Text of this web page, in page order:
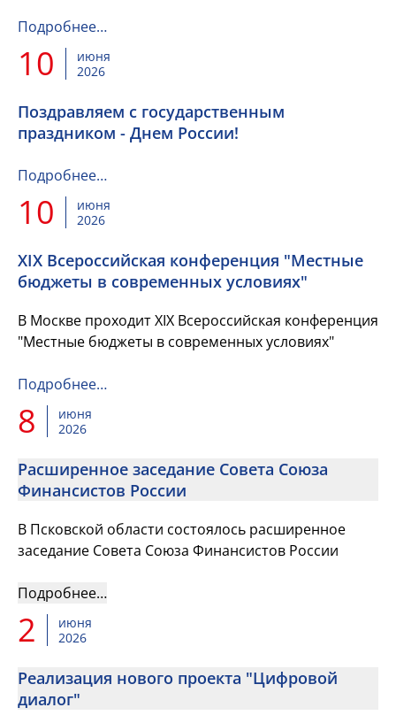
Подробнее…
10
июня
2026
Поздравляем с государственным
праздником - Днем России!
Подробнее…
10
июня
2026
XIX Всероссийская конференция "Местные
бюджеты в современных условиях"
В Москве проходит XIX Всероссийская конференция
"Местные бюджеты в современных условиях"
Подробнее…
8
июня
2026
Расширенное заседание Совета Союза
Финансистов России
В Псковской области состоялось расширенное
заседание Совета Союза Финансистов России
Подробнее…
2
июня
2026
Реализация нового проекта "Цифровой
диалог"